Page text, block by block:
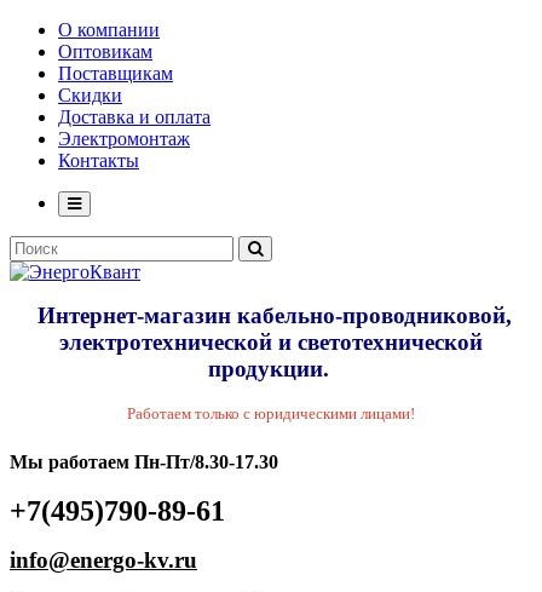
О компании
Оптовикам
Поставщикам
Скидки
Доставка и оплата
Электромонтаж
Контакты
Интернет-магазин кабельно-проводниковой,
электротехнической и светотехнической
продукции.
Работаем только с юридическими лицами!
Мы работаем Пн-Пт/8.30-17.30
+7(495)790-89-61
info@energo-kv.ru